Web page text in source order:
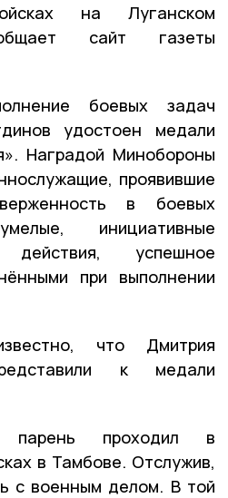
на Луганском
сайт газеты
боевых задач
удостоен медали
Наградой Минобороны
проявившие
в боевых
инициативные
успешное
при выполнении
что Дмитрия
к медали
парень проходил в
в Тамбове. Отслужив,
с военным делом. В той